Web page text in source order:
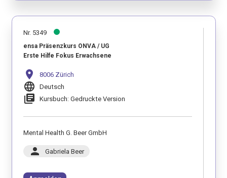
Nr. 5349
ensa Präsenzkurs ONVA / UG
Erste Hilfe Fokus Erwachsene
location_on 8006 Zürich
language Deutsch
library_books Kursbuch: Gedruckte Version
Mental Health G. Beer GmbH
person Gabriela Beer